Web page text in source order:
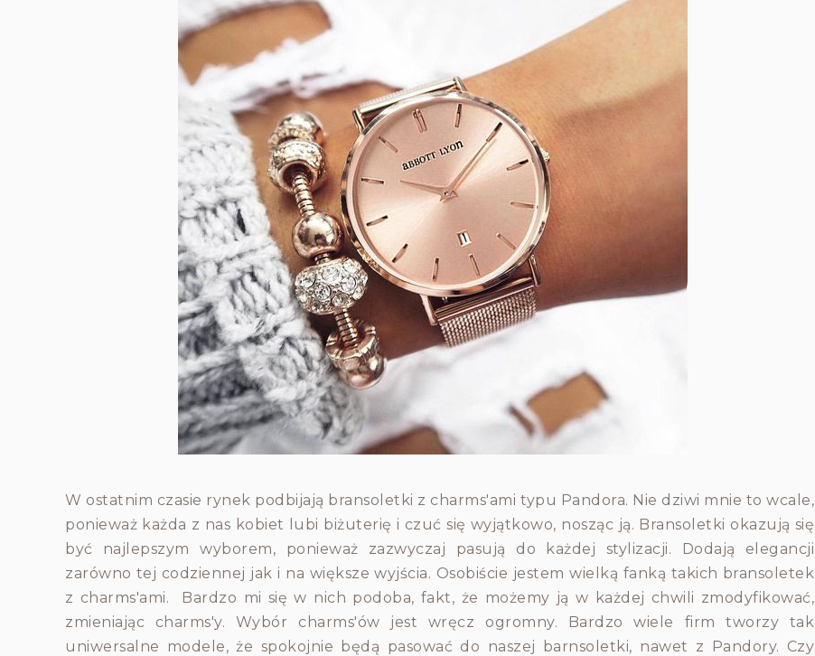
W ostatnim czasie rynek podbijają bransoletki z charms'ami typu Pandora. Nie dziwi mnie to wcale,
ponieważ każda z nas kobiet lubi biżuterię i czuć się wyjątkowo, nosząc ją. Bransoletki okazują się
być najlepszym wyborem, ponieważ zazwyczaj pasują do każdej stylizacji. Dodają elegancji
zarówno tej codziennej jak i na większe wyjścia. Osobiście jestem wielką fanką takich bransoletek
z charms'ami. Bardzo mi się w nich podoba, fakt, że możemy ją w każdej chwili zmodyfikować,
zmieniając charms'y. Wybór charms'ów jest wręcz ogromny. Bardzo wiele firm tworzy tak
uniwersalne modele, że spokojnie będą pasować do naszej barnsoletki, nawet z Pandory. Czy